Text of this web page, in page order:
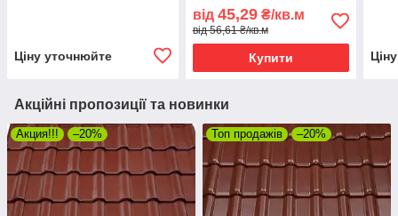
Ціну уточнюйте
від 45,29₴/кв.м
від 56,61 ₴/кв.м
Купити
Акційні пропозиції та новинки
Акция!!! –20% Топ продажів –20%